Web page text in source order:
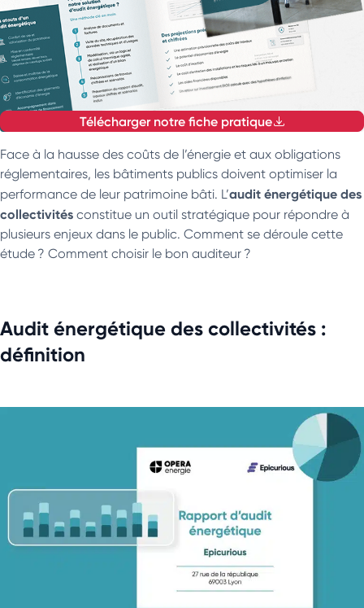
Télécharger notre fiche pratique
Face à la hausse des coûts de l’énergie et aux obligations
réglementaires, les bâtiments publics doivent optimiser la
performance de leur patrimoine bâti. L’audit énergétique des
collectivités constitue un outil stratégique pour répondre à
plusieurs enjeux dans le public. Comment se déroule cette
étude ? Comment choisir le bon auditeur ?
Audit énergétique des collectivités :
définition